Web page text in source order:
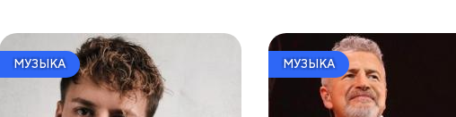
МУЗЫКА МУЗЫКА